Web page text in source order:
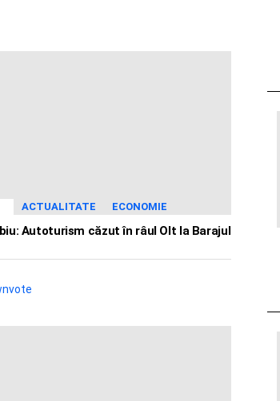
ACTUALITATE ECONOMIE
Autoturism căzut în râul Olt la Barajul